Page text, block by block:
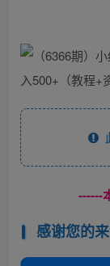
------
感谢您的